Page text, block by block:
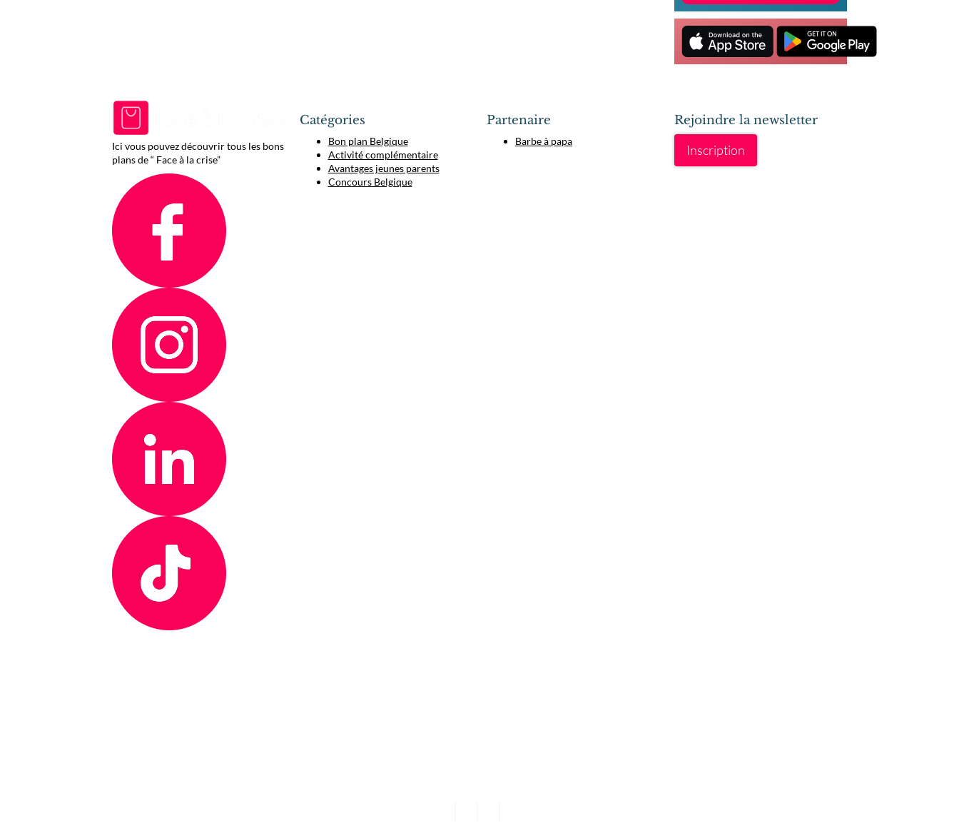
Ici vous pouvez découvrir tous les bons
plans de “ Face à la crise”
Catégories
Bon plan Belgique
Activité complémentaire
Avantages jeunes parents
Concours Belgique
Partenaire
Barbe à papa
Rejoindre la newsletter
Inscription